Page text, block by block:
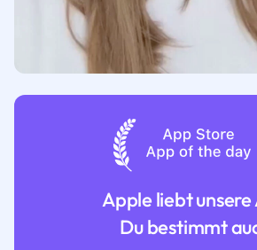
Apple liebt unsere
Du bestimmt